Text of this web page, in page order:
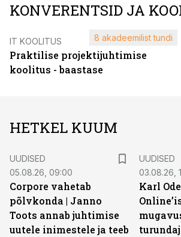
KONVERENTSID JA
IT KOOLITUS
Praktilise projektijuhtimise
koolitus - baastase
8 akadeemilist tundi
HETKEL KUUM
UUDISED
05.08.26, 09:00
Corpore vahetab
põlvkonda | Janno
Toots annab juhtimise
uutele inimestele ja teeb
UUDISED
03.08.26,
Karl